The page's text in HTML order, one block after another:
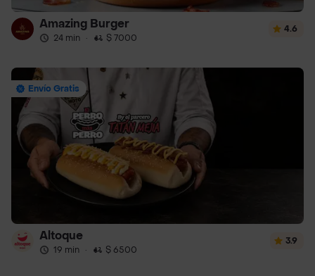
Amazing Burger
24 min · $ 7000
4.6
Envío Gratis
Altoque
19 min · $ 6500
3.9